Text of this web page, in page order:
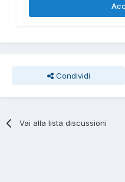
Condividi
Vai alla lista discussioni